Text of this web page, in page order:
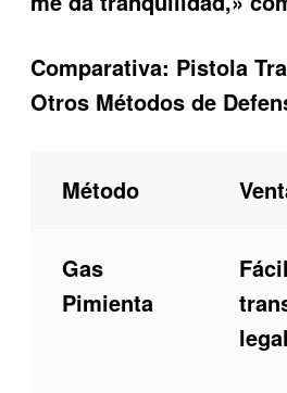
Comparativa: Pistola
Otros Métodos de
Método
Gas
Pimienta